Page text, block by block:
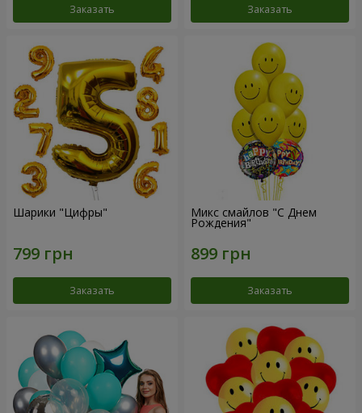
Заказать Заказать
Шарики "Цифры"
Заказать
Микс смайлов "C Днем
Рождения"
Заказать